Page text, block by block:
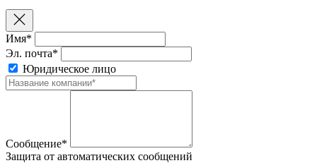
Имя*
Эл. почта*
Юридическое лицо
Сообщение*
Защита от автоматических сообщений